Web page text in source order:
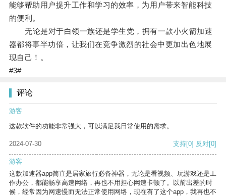
能够帮助用户提升工作和学习的效率，为用户带来智能科技
的便利。
无论是对于白领一族还是学生党，拥有一款小火箭加速
器都将事半功倍，让我们在竞争激烈的社会中更加出色地展
现自己！。
#3#
评论
游客
这款软件的功能非常强大，可以满足我日常使用的需求。
2024-07-30 支持[0] 反对[0]
游客
这款加速器app简直是居家旅行必备神器，无论是看视频、玩游戏还是工
作办公，都能畅享高速网络，再也不用担心网速卡顿了。以前出差的时
候，经常因为网速慢而无法正常使用网络，现在有了这个app，我再也不